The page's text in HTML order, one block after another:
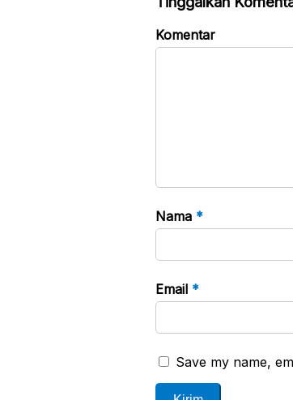
Komentar
Nama *
Email *
Save my name,